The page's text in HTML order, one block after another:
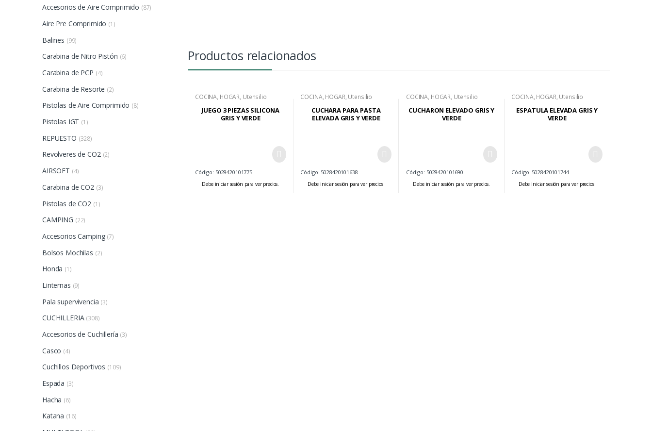
Productos relacionados
COCINA, HOGAR, Utensilio
JUEGO 3 PIEZAS SILICONA
GRIS Y VERDE
Código: 5028420101775
Debe iniciar sesión para ver precios.
COCINA, HOGAR, Utensilio
CUCHARA PARA PASTA
ELEVADA GRIS Y VERDE
Código: 5028420101638
Debe iniciar sesión para ver precios.
COCINA, HOGAR, Utensilio
CUCHARON ELEVADO GRIS Y
VERDE
Código: 5028420101690
Debe iniciar sesión para ver precios.
COCINA, HOGAR, Utensilio
ESPATULA ELEVADA GRIS Y
VERDE
Código: 5028420101744
Debe iniciar sesión para ver precios.
Accesorios de Aire Comprimido (87)
Aire Pre Comprimido (1)
Balines (99)
Carabina de Nitro Pistón (6)
Carabina de PCP (4)
Carabina de Resorte (2)
Pistolas de Aire Comprimido (8)
Pistolas IGT (1)
REPUESTO (328)
Revolveres de CO2 (2)
AIRSOFT (4)
Carabina de CO2 (3)
Pistolas de CO2 (1)
CAMPING (22)
Accesorios Camping (7)
Bolsos Mochilas (2)
Honda (1)
Linternas (9)
Pala supervivencia (3)
CUCHILLERIA (308)
Accesorios de Cuchillería (3)
Casco (4)
Cuchillos Deportivos (109)
Espada (3)
Hacha (6)
Katana (16)